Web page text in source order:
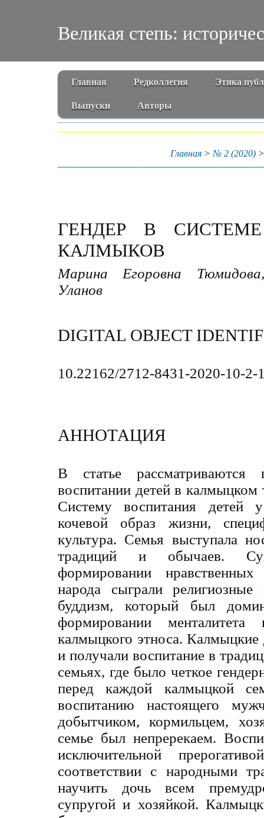
Великая степь:
Главная Редколлегия Этика
Выпуски Авторы
Главная > № 2 (2020)
ГЕНДЕР В
КАЛМЫКОВ
Марина Егоровна
Уланов
DIGITAL OBJECT
10.22162/2712-8431-2020-10-2-
АННОТАЦИЯ
В статье рассматриваются
воспитании детей в
Систему воспитания детей
кочевой образ жизни,
культура. Семья выступала
традиций и обычаев.
формировании
народа сыграли религиозные
буддизм, который был
формировании
калмыцкого этноса. Калмыцкие
и получали воспитание в
семьях, где было четкое
перед каждой калмыцкой
воспитанию настоящего
добытчиком, кормильцем,
семье был непререкаем.
исключительной
соответствии с народными
научить дочь всем
супругой и хозяйкой.